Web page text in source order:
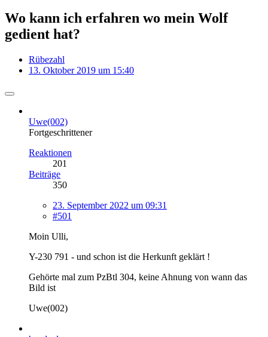
Wo kann ich erfahren wo mein Wolf
gedient hat?
Rübezahl
13. Oktober 2019 um 15:40
Uwe(002)
Fortgeschrittener
Reaktionen
201
Beiträge
350
23. September 2022 um 09:31
#501
Moin Ulli,
Y-230 791 - und schon ist die Herkunft geklärt !
Gehörte mal zum PzBtl 304, keine Ahnung von wann das
Bild ist
Uwe(002)